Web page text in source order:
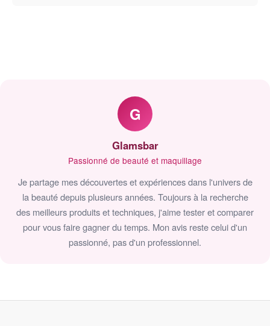
G
Glamsbar
Passionné de beauté et maquillage
Je partage mes découvertes et expériences dans l'univers de
la beauté depuis plusieurs années. Toujours à la recherche
des meilleurs produits et techniques, j'aime tester et comparer
pour vous faire gagner du temps. Mon avis reste celui d'un
passionné, pas d'un professionnel.